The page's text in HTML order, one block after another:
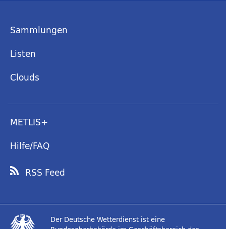
Sammlungen
Listen
Clouds
METLIS+
Hilfe/FAQ
RSS Feed
Der Deutsche Wetterdienst ist eine